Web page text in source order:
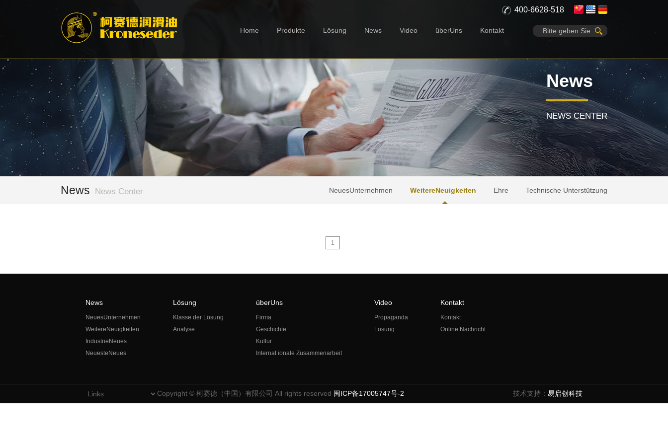
400-6628-518
Home Produkte Lösung News Video überUns Kontakt
News
NEWS CENTER
News News Center NeuesUnternehmen WeitereNeuigkeiten Ehre Technische Unterstützung
1
News
NeuesUnternehmen
WeitereNeuigkeiten
IndustrieNeues
NeuesteNeues
Lösung
Klasse der Lösung
Analyse
überUns
Firma
Geschichte
Kultur
Internat ionale Zusammenarbeit
Video
Propaganda
Lösung
Kontakt
Kontakt
Online Nachricht
Copyright © 柯赛德（中国）有限公司 All rights reserved 闽ICP备17005747号-2 技术支持： 易启创科技